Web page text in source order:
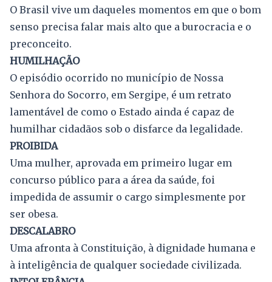
O Brasil vive um daqueles momentos em que o bom
senso precisa falar mais alto que a burocracia e o
preconceito.
HUMILHAÇÃO
O episódio ocorrido no município de Nossa
Senhora do Socorro, em Sergipe, é um retrato
lamentável de como o Estado ainda é capaz de
humilhar cidadãos sob o disfarce da legalidade.
PROIBIDA
Uma mulher, aprovada em primeiro lugar em
concurso público para a área da saúde, foi
impedida de assumir o cargo simplesmente por
ser obesa.
DESCALABRO
Uma afronta à Constituição, à dignidade humana e
à inteligência de qualquer sociedade civilizada.